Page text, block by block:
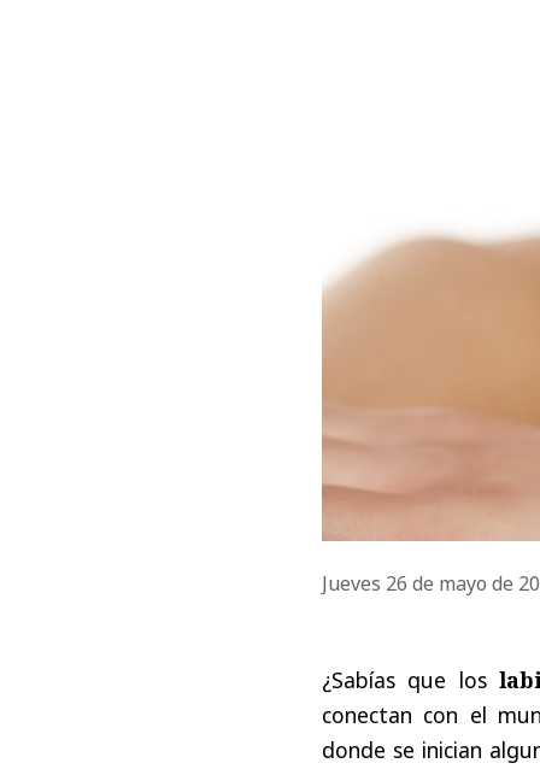
Jueves 26 de mayo de
¿Sabías que los
conectan con el
donde se inician